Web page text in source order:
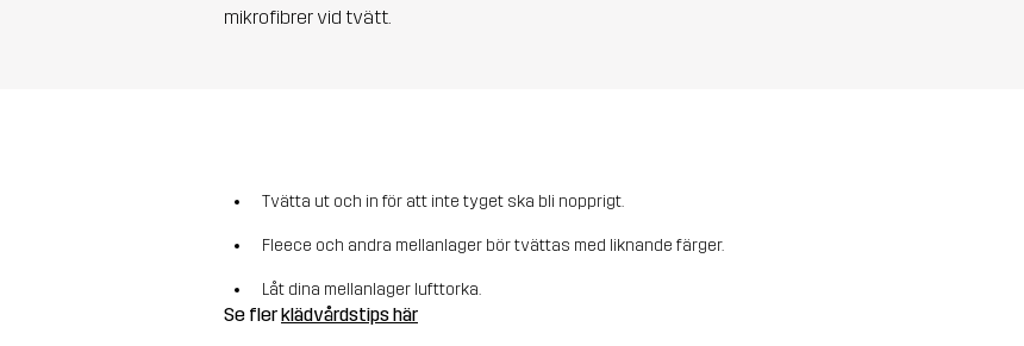
mikrofibrer vid tvätt.
Tvätta ut och in för att inte tyget ska bli nopprigt.
Fleece och andra mellanlager bör tvättas med liknande färger.
Låt dina mellanlager lufttorka.
Se flerklädvårdstips här